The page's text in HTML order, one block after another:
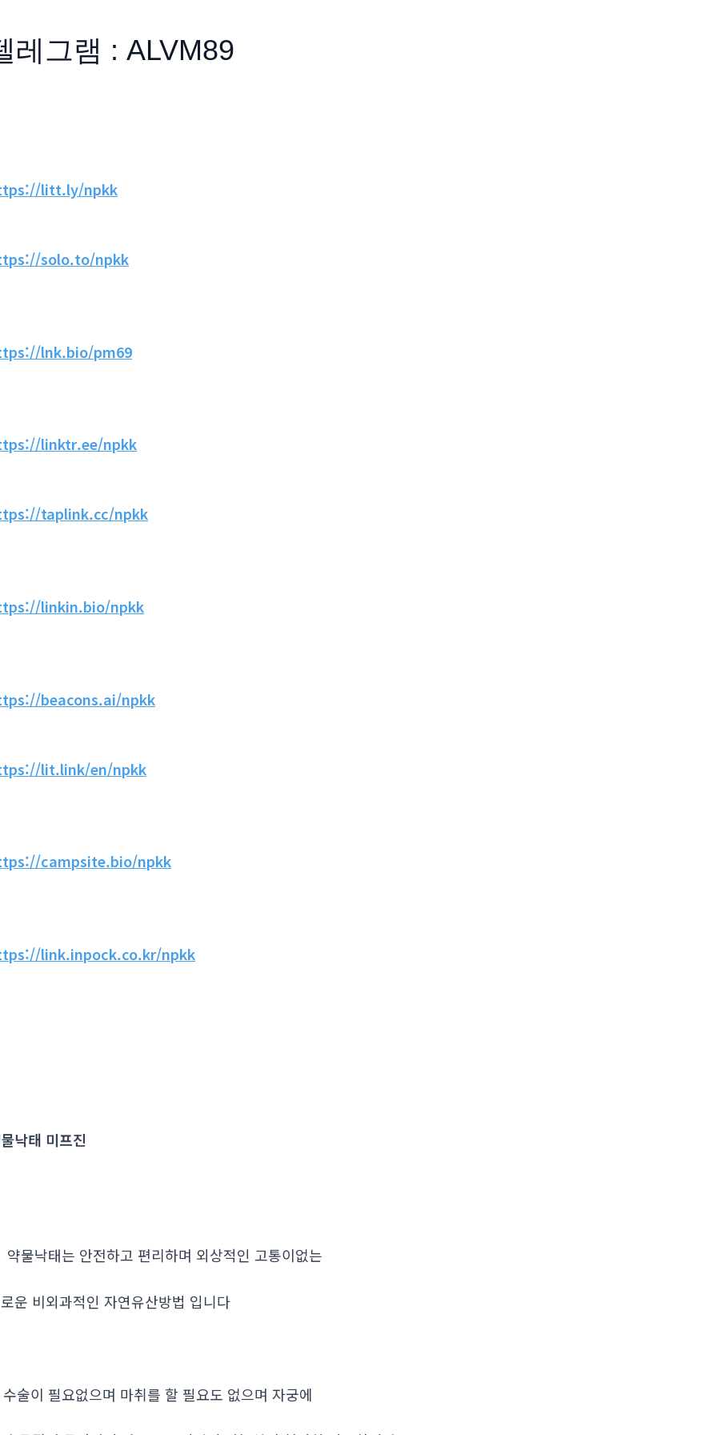
레그램 : ALVM89
litt.ly/npkk
solo.to/npkk
lnk.bio/pm69
linktr.ee/npkk
taplink.cc/npkk
linkin.bio/npkk
beacons.ai/npkk
lit.link/en/npkk
campsite.bio/npkk
link.inpock.co.kr/npkk
낙태 미프진
약물낙태는 안전하고 편리하며 외상적인 고통이없는
운 비외과적인 자연유산방법 입니다
술이 필요없으며 마취를 할 필요도 없으며 자궁에